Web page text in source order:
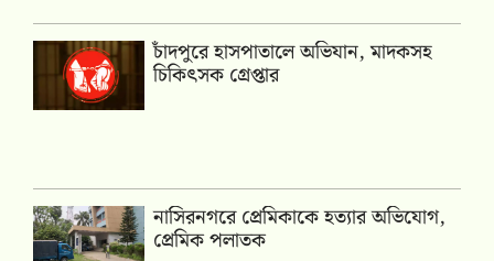
চাঁদপুরে হাসপাতালে অভিযান, মাদকসহ
চিকিৎসক গ্রেপ্তার
নাসিরনগরে প্রেমিকাকে হত্যার অভিযোগ,
প্রেমিক পলাতক